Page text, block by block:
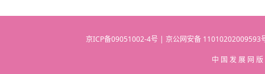
京ICP备09051002-4号 | 京公网安备
中 国 发 展 网